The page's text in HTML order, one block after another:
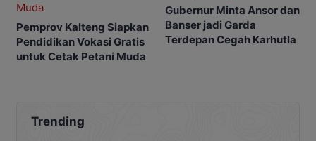
Pemprov Kalteng Siapkan
Pendidikan Vokasi Gratis
untuk Cetak Petani Muda
Gubernur Minta Ansor dan
Banser jadi Garda
Terdepan Cegah Karhutla
Trending